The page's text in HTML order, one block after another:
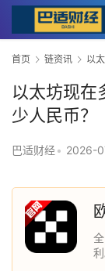
首页 链资讯 以
以太坊现在
少人民币？
巴适财经• 2026-
利